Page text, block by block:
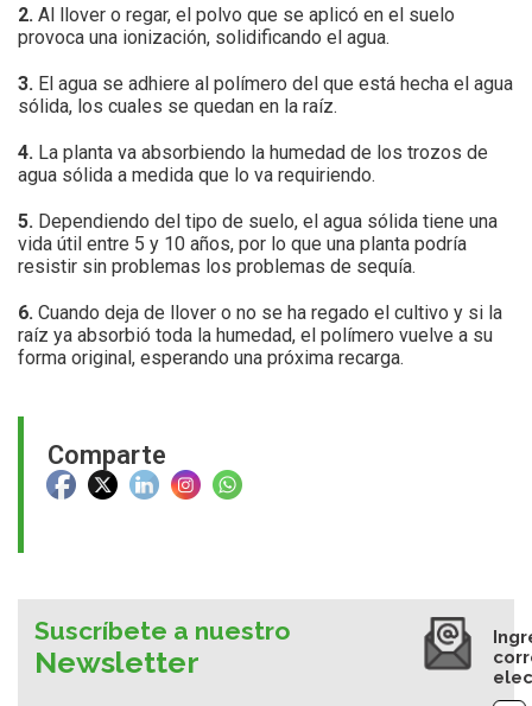
Comparte
2. Al llover o regar, el polvo que se aplicó en el suelo
provoca una ionización, solidificando el agua.
3. El agua se adhiere al polímero del que está hecha el agua
sólida, los cuales se quedan en la raíz.
4. La planta va absorbiendo la humedad de los trozos de
agua sólida a medida que lo va requiriendo.
5. Dependiendo del tipo de suelo, el agua sólida tiene una
vida útil entre 5 y 10 años, por lo que una planta podría
resistir sin problemas los problemas de sequía.
6. Cuando deja de llover o no se ha regado el cultivo y si la
raíz ya absorbió toda la humedad, el polímero vuelve a su
forma original, esperando una próxima recarga.
Suscríbete a nuestro
Newsletter